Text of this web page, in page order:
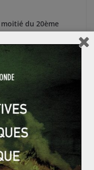
du 20ème
depuis le début de
Sud-Sud dans ces
millénaire pour le
Etats devaient
Ce sont les
investis avec
(la France y
pays du Sud
investissent
des relations